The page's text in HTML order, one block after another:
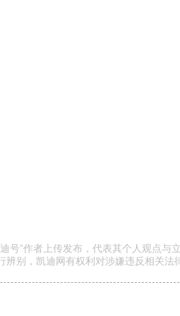
号”作者上传发布，代表其个人观点
辨别，凯迪网有权利对涉嫌违反相关法